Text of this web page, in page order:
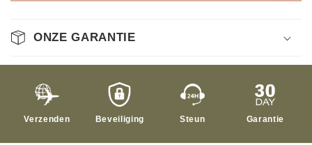
ONZE GARANTIE
Verzenden Beveiliging Steun Garantie